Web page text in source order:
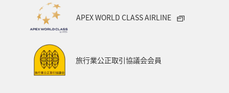
APEX WORLD CLASS AIRLINE
旅行業公正取引協議会会員